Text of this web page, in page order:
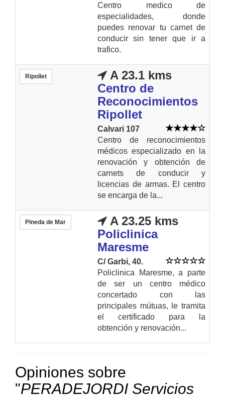
Centro medico de
especialidades, donde
puedes renovar tu carnet de
conducir sin tener que ir a
trafico.
Ripollet
A 23.1 kms
Centro de
Reconocimientos
Ripollet
Calvari 107
Centro de reconocimientos
médicos especializado en la
renovación y obtención de
carnets de conducir y
licencias de armas. El centro
se encarga de la...
Pineda de Mar
A 23.25 kms
Policlinica
Maresme
C/ Garbi, 40.
Policlinica Maresme, a parte
de ser un centro médico
concertado con las
principales mútuas, le tramita
el certificado para la
obtención y renovación...
Opiniones sobre
"PERADEJORDI Servicios